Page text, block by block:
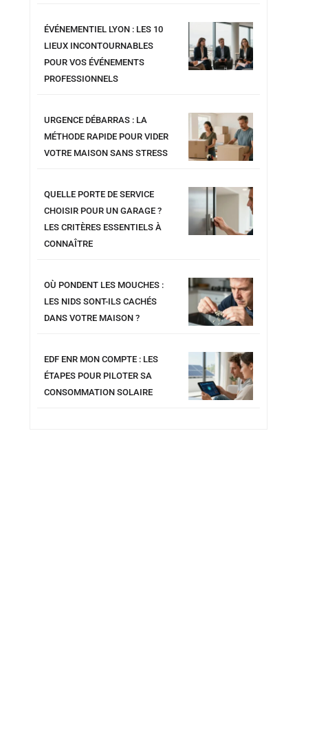
ÉVÉNEMENTIEL LYON : LES 10
LIEUX INCONTOURNABLES
POUR VOS ÉVÉNEMENTS
PROFESSIONNELS
URGENCE DÉBARRAS : LA
MÉTHODE RAPIDE POUR VIDER
VOTRE MAISON SANS STRESS
QUELLE PORTE DE SERVICE
CHOISIR POUR UN GARAGE ?
LES CRITÈRES ESSENTIELS À
CONNAÎTRE
OÙ PONDENT LES MOUCHES :
LES NIDS SONT-ILS CACHÉS
DANS VOTRE MAISON ?
EDF ENR MON COMPTE : LES
ÉTAPES POUR PILOTER SA
CONSOMMATION SOLAIRE